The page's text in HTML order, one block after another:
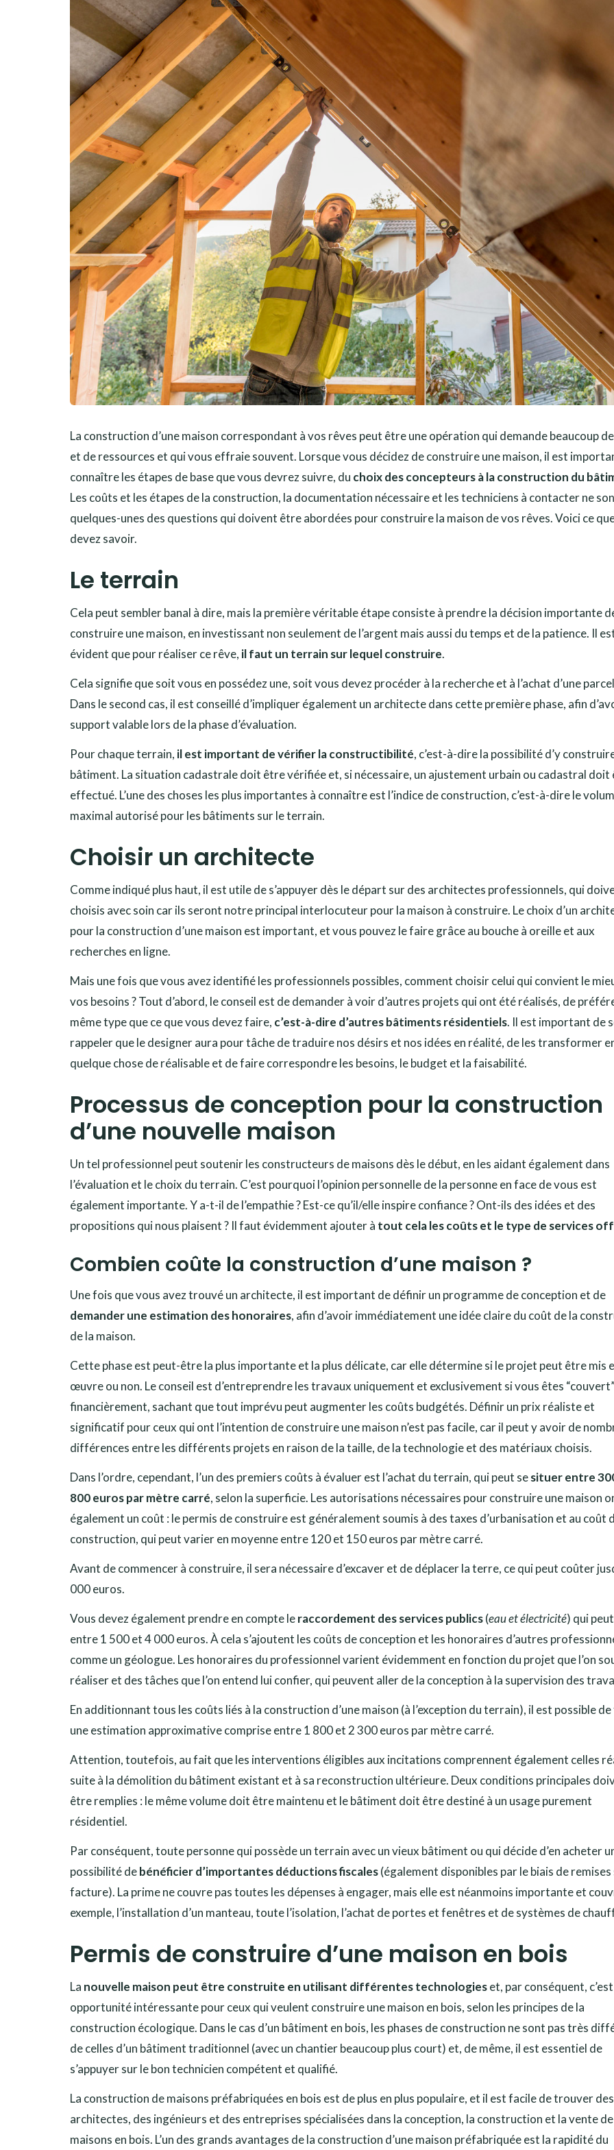
La construction d’une maison correspondant à vos rêves peut être une opération qui demande beaucoup
et de ressources et qui vous effraie souvent. Lorsque vous décidez de construire une maison, il est
connaître les étapes de base que vous devrez suivre, du choix des concepteurs à la construction du
Les coûts et les étapes de la construction, la documentation nécessaire et les techniciens à contacter ne
quelques-unes des questions qui doivent être abordées pour construire la maison de vos rêves. Voici ce
devez savoir.
Le terrain
Cela peut sembler banal à dire, mais la première véritable étape consiste à prendre la décision importante
construire une maison, en investissant non seulement de l’argent mais aussi du temps et de la patience. Il
évident que pour réaliser ce rêve, il faut un terrain sur lequel construire.
Cela signifie que soit vous en possédez une, soit vous devez procéder à la recherche et à l’achat d’une
Dans le second cas, il est conseillé d’impliquer également un architecte dans cette première phase, afin
support valable lors de la phase d’évaluation.
Pour chaque terrain, il est important de vérifier la constructibilité, c’est-à-dire la possibilité d’y
bâtiment. La situation cadastrale doit être vérifiée et, si nécessaire, un ajustement urbain ou cadastral doit
effectué. L’une des choses les plus importantes à connaître est l’indice de construction, c’est-à-dire le
maximal autorisé pour les bâtiments sur le terrain.
Choisir un architecte
Comme indiqué plus haut, il est utile de s’appuyer dès le départ sur des architectes professionnels, qui
choisis avec soin car ils seront notre principal interlocuteur pour la maison à construire. Le choix d’un
pour la construction d’une maison est important, et vous pouvez le faire grâce au bouche à oreille et aux
recherches en ligne.
Mais une fois que vous avez identifié les professionnels possibles, comment choisir celui qui convient le
vos besoins ? Tout d’abord, le conseil est de demander à voir d’autres projets qui ont été réalisés, de
même type que ce que vous devez faire, c’est-à-dire d’autres bâtiments résidentiels. Il est important de
rappeler que le designer aura pour tâche de traduire nos désirs et nos idées en réalité, de les transformer
quelque chose de réalisable et de faire correspondre les besoins, le budget et la faisabilité.
Processus de conception pour la construction
d’une nouvelle maison
Un tel professionnel peut soutenir les constructeurs de maisons dès le début, en les aidant également dans
l’évaluation et le choix du terrain. C’est pourquoi l’opinion personnelle de la personne en face de vous est
également importante. Y a-t-il de l’empathie ? Est-ce qu’il/elle inspire confiance ? Ont-ils des idées et des
propositions qui nous plaisent ? Il faut évidemment ajouter à tout cela les coûts et le type de services
Combien coûte la construction d’une maison ?
Une fois que vous avez trouvé un architecte, il est important de définir un programme de conception et de
demander une estimation des honoraires, afin d’avoir immédiatement une idée claire du coût de la
de la maison.
Cette phase est peut-être la plus importante et la plus délicate, car elle détermine si le projet peut être mis
œuvre ou non. Le conseil est d’entreprendre les travaux uniquement et exclusivement si vous êtes “couvert”
financièrement, sachant que tout imprévu peut augmenter les coûts budgétés. Définir un prix réaliste et
significatif pour ceux qui ont l’intention de construire une maison n’est pas facile, car il peut y avoir de
différences entre les différents projets en raison de la taille, de la technologie et des matériaux choisis.
Dans l’ordre, cependant, l’un des premiers coûts à évaluer est l’achat du terrain, qui peut sesituer entre
800 euros par mètre carré, selon la superficie. Les autorisations nécessaires pour construire une maison
également un coût : le permis de construire est généralement soumis à des taxes d’urbanisation et au coût
construction, qui peut varier en moyenne entre 120 et 150 euros par mètre carré.
Avant de commencer à construire, il sera nécessaire d’excaver et de déplacer la terre, ce qui peut coûter
000 euros.
Vous devez également prendre en compte leraccordement des services publics(eau et électricité) qui
entre 1 500 et 4 000 euros. À cela s’ajoutent les coûts de conception et les honoraires d’autres
comme un géologue. Les honoraires du professionnel varient évidemment en fonction du projet que l’on
réaliser et des tâches que l’on entend lui confier, qui peuvent aller de la conception à la supervision des
En additionnant tous les coûts liés à la construction d’une maison (à l’exception du terrain), il est possible
une estimation approximative comprise entre 1 800 et 2 300 euros par mètre carré.
Attention, toutefois, au fait que les interventions éligibles aux incitations comprennent également celles
suite à la démolition du bâtiment existant et à sa reconstruction ultérieure. Deux conditions principales
être remplies : le même volume doit être maintenu et le bâtiment doit être destiné à un usage purement
résidentiel.
Par conséquent, toute personne qui possède un terrain avec un vieux bâtiment ou qui décide d’en acheter
possibilité debénéficier d’importantes déductions fiscales(également disponibles par le biais de remises
facture). La prime ne couvre pas toutes les dépenses à engager, mais elle est néanmoins importante et
exemple, l’installation d’un manteau, toute l’isolation, l’achat de portes et fenêtres et de systèmes de
Permis de construire d’une maison en bois
La nouvelle maison peut être construite en utilisant différentes technologieset, par conséquent,
opportunité intéressante pour ceux qui veulent construire une maison en bois, selon les principes de la
construction écologique. Dans le cas d’un bâtiment en bois, les phases de construction ne sont pas très
de celles d’un bâtiment traditionnel (avec un chantier beaucoup plus court) et, de même, il est essentiel de
s’appuyer sur le bon technicien compétent et qualifié.
La construction de maisons préfabriquées en bois est de plus en plus populaire, et il est facile de trouver des
architectes, des ingénieurs et des entreprises spécialisées dans la conception, la construction et la vente de
maisons en bois. L’un des grands avantages de la construction d’une maison préfabriquée est la rapidité du